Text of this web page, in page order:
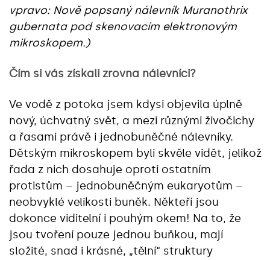
vpravo: Nově popsaný nálevník Muranothrix
gubernata pod skenovacím elektronovým
mikroskopem.)
Čím si vás získali zrovna nálevníci?
Ve vodě z potoka jsem kdysi objevila úplně
nový, úchvatný svět, a mezi různými živočichy
a řasami právě i jednobuněčné nálevníky.
Dětským mikroskopem byli skvěle vidět, jelikož
řada z nich dosahuje oproti ostatním
protistům – jednobuněčným eukaryotům –
neobvyklé velikosti buněk. Někteří jsou
dokonce viditelní i pouhým okem! Na to, že
jsou tvoření pouze jednou buňkou, mají
složité, snad i krásné, „tělní“ struktury